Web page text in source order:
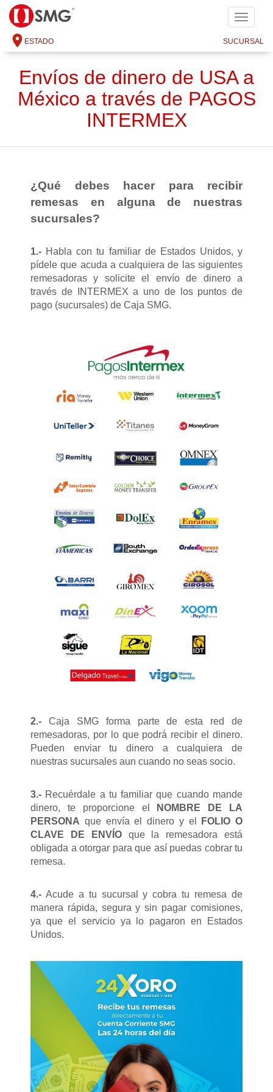
SMG
ESTADO SUCURSAL
Envíos de dinero de USA a
México a través de PAGOS
INTERMEX
¿Qué debes hacer para recibir
remesas en alguna de nuestras
sucursales?
1.- Habla con tu familiar de Estados Unidos, y
pídele que acuda a cualquiera de las siguientes
remesadoras y solicite el envío de dinero a
través de INTERMEX a uno de los puntos de
pago (sucursales) de Caja SMG.
2.- Caja SMG forma parte de esta red de
remesadoras, por lo que podrá recibir el dinero.
Pueden enviar tu dinero a cualquiera de
nuestras sucursales aun cuando no seas socio.
3.- Recuérdale a tu familiar que cuando mande
dinero, te proporcione el
NOMBRE DE LA
PERSONA que envía el dinero y el
FOLIO O
CLAVE DE ENVÍOque la remesadora está
obligada a otorgar para que así puedas cobrar tu
remesa.
4.- Acude a tu sucursal y cobra tu remesa de
manera rápida, segura y sin pagar comisiones,
ya que el servicio ya lo pagaron en Estados
Unidos.